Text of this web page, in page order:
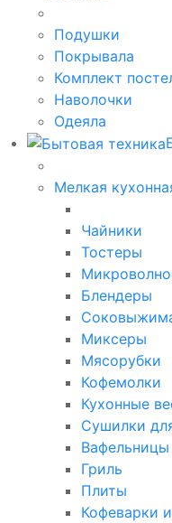
Подушки
Покрывала
Комплект
Наволочки
Одеяла
Мелкая
Чайники
Тостеры
Блендеры
Миксеры
Мясорубки
Кофемолки
Кухонные
Сушилки
Вафельницы
Гриль
Плиты
Кофеварки